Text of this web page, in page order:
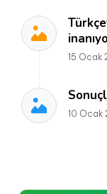
15 Ocak
10 Ocak